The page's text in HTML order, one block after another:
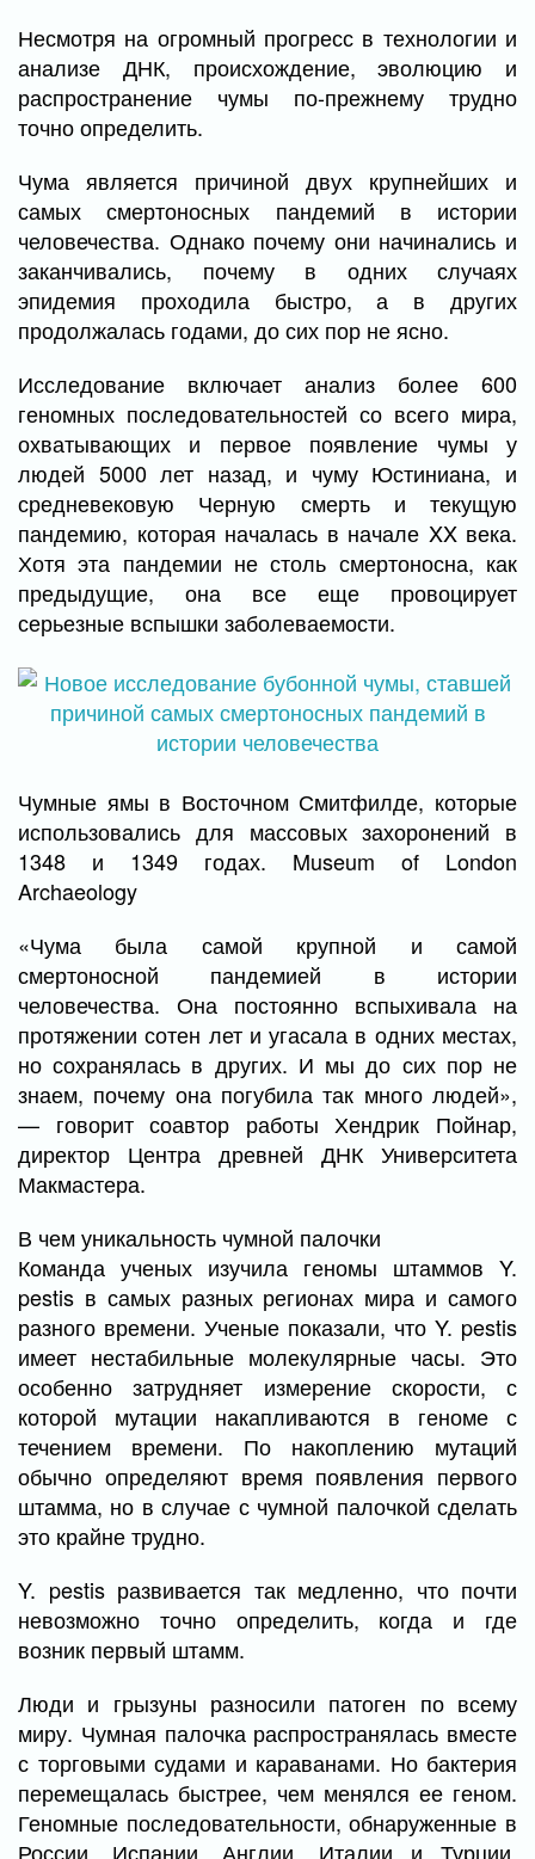
Несмотря на огромный прогресс в технологии и
анализе ДНК, происхождение, эволюцию и
распространение чумы по-прежнему трудно
точно определить.
Чума является причиной двух крупнейших и
самых смертоносных пандемий в истории
человечества. Однако почему они начинались и
заканчивались, почему в одних случаях
эпидемия проходила быстро, а в других
продолжалась годами, до сих пор не ясно.
Исследование включает анализ более 600
геномных последовательностей со всего мира,
охватывающих и первое появление чумы у
людей 5000 лет назад, и чуму Юстиниана, и
средневековую Черную смерть и текущую
пандемию, которая началась в начале XX века.
Хотя эта пандемии не столь смертоносна, как
предыдущие, она все еще провоцирует
серьезные вспышки заболеваемости.
Чумные ямы в Восточном Смитфилде, которые
использовались для массовых захоронений в
1348 и 1349 годах. Museum of London
Archaeology
«Чума была самой крупной и самой
смертоносной пандемией в истории
человечества. Она постоянно вспыхивала на
протяжении сотен лет и угасала в одних местах,
но сохранялась в других. И мы до сих пор не
знаем, почему она погубила так много людей»,
— говорит соавтор работы Хендрик Пойнар,
директор Центра древней ДНК Университета
Макмастера.
В чем уникальность чумной палочки
Команда ученых изучила геномы штаммов Y.
pestis в самых разных регионах мира и самого
разного времени. Ученые показали, что Y. pestis
имеет нестабильные молекулярные часы. Это
особенно затрудняет измерение скорости, с
которой мутации накапливаются в геноме с
течением времени. По накоплению мутаций
обычно определяют время появления первого
штамма, но в случае с чумной палочкой сделать
это крайне трудно.
Y. pestis развивается так медленно, что почти
невозможно точно определить, когда и где
возник первый штамм.
Люди и грызуны разносили патоген по всему
миру. Чумная палочка распространялась вместе
с торговыми судами и караванами. Но бактерия
перемещалась быстрее, чем менялся ее геном.
Геномные последовательности, обнаруженные в
России, Испании, Англии, Италии и Турции,